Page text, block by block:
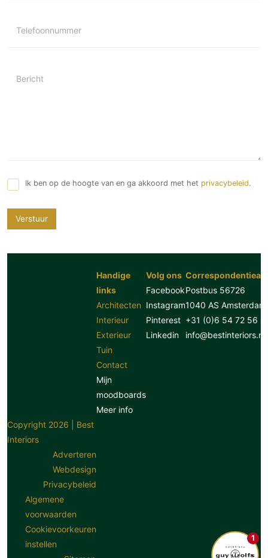
Telefoonnummer
Bericht
Ik ben op de hoogte van en ga akkoord met het privacybeleid.
Verstuur
1
Handige
links
Architecten
Interieur
Exterieur
Tuin
Contact
Mijn
moodboards
Meer info
Volg ons
Facebook
Instagram
Pinterest
Linkedin
Postbus 56726
1040 AS Amsterdam
+31 (0)6 54 72 56
info@bestinteriors.nl
Copyright 2026 | Best
Interiors
Adverteren
Webdesign
Privacybeleid
Algemene
voorwaarden
Cookievoorkeuren
instellen